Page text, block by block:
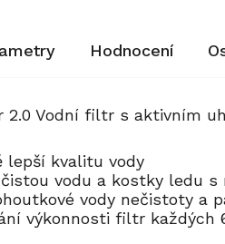
Hodnocení
2.0 Vodní filtr s aktivním
lepší kvalitu vody
vodu a kostky ledu
vody nečistoty a
výkonnosti filtr každých